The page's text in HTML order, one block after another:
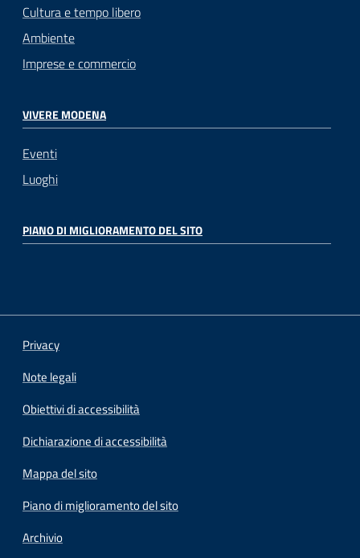
Cultura e tempo libero
Ambiente
Imprese e commercio
VIVERE MODENA
Eventi
Luoghi
PIANO DI MIGLIORAMENTO DEL SITO
Privacy
Note legali
Obiettivi di accessibilità
Dichiarazione di accessibilità
Mappa del sito
Piano di miglioramento del sito
Archivio